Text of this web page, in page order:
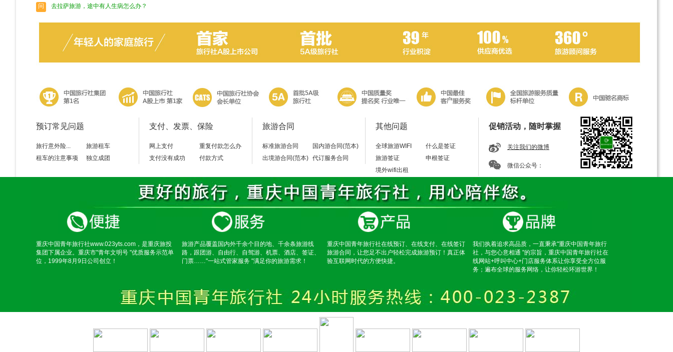
问
去拉萨旅游，途中有人生病怎么办？
去拉萨旅游途中脱团了怎么办？
请保留好导游的电话，以备不时之需。如果情况特殊请及时联系当地警察局，不要随便乱走。
预订常见问题
旅行意外险...
旅游租车
租车的注意事项
独立成团
支付、发票、保险
网上支付
重复付款怎么办
支付没有成功
付款方式
旅游合同
标准旅游合同
国内游合同(范本)
出境游合同(范本) 代订服务合同
其他问题
全球旅游WIFI
什么是签证
旅游签证
申根签证
境外wifi出租
促销活动，随时掌握
关注我们的微博
微信公众号：
重庆中国青年旅行社www.023yts.com，是重庆旅投
集团下属企业。重庆市"青年文明号 "优质服务示范单
位，1999年8月9日公司创立！
旅游产品覆盖国内外千余个目的地、千余条旅游线
路，跟团游、自由行、自驾游、机票、酒店、签证、
门票……"一站式管家服务 "满足你的旅游需求！
重庆中国青年旅行社在线预订、在线支付、在线签订
旅游合同，让您足不出户轻松完成旅游预订！真正体
验互联网时代的方便快捷。
我们执着追求高品质，一直秉承"重庆中国青年旅行
社，与您心意相通 "的宗旨，重庆中国青年旅行社在
线网站+呼叫中心+门店服务体系让你享受全方位服
务；遍布全球的服务网络，让你轻松环游世界！